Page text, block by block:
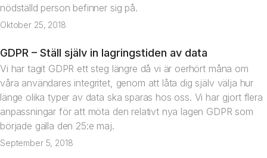
nödställd person befinner sig på.
Oktober 25, 2018
Nyhet
GDPR – Ställ själv in lagringstiden av data
Vi har tagit GDPR ett steg längre då vi är oerhört måna om
våra användares integritet, genom att låta dig själv välja hur
länge olika typer av data ska sparas hos oss. Vi har gjort flera
anpassningar för att möta den relativt nya lagen GDPR som
började gälla den 25:e maj.
September 5, 2018